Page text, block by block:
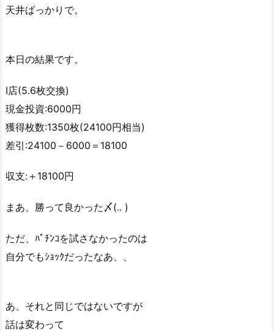
天井ばっかりで。
本日の結果です。
I店(5.6枚交換)
現金投資:6000円
獲得枚数:1350枚(24100円相当)
差引:24100－6000＝18100
収支:＋18100円
まあ、勝って良かった〆(.. )
ただ、ﾊﾟﾁﾝｺを試さなかったのは
自分でもｼｮｯｸだったなあ、、
あ、それと同じではないですが
話は変わって